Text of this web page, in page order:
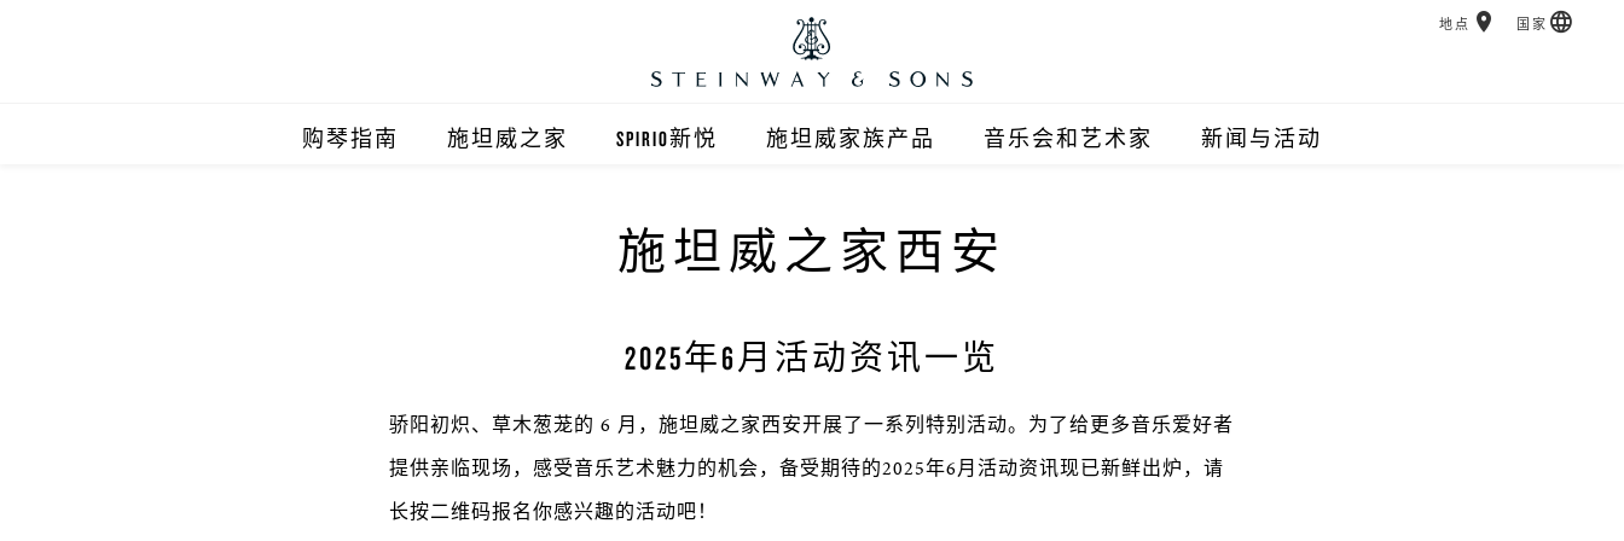
购琴指南 施坦威之家
施坦威顺义旗舰店
施坦威之家西安
施坦威之家杭州
SPIRIO新悦 施坦威家族产品
波士顿钢琴
艾塞克斯钢琴
音乐会和艺术家 新闻与活动
地点 国家
施坦威之家西安
2025年6月活动资讯一览
骄阳初炽、草木葱茏的 6 月，施坦威之家西安开展了一系列特别活动。为了给更多音乐爱好者
提供亲临现场，感受音乐艺术魅力的机会，备受期待的2025年6月活动资讯现已新鲜出炉，请
长按二维码报名你感兴趣的活动吧！